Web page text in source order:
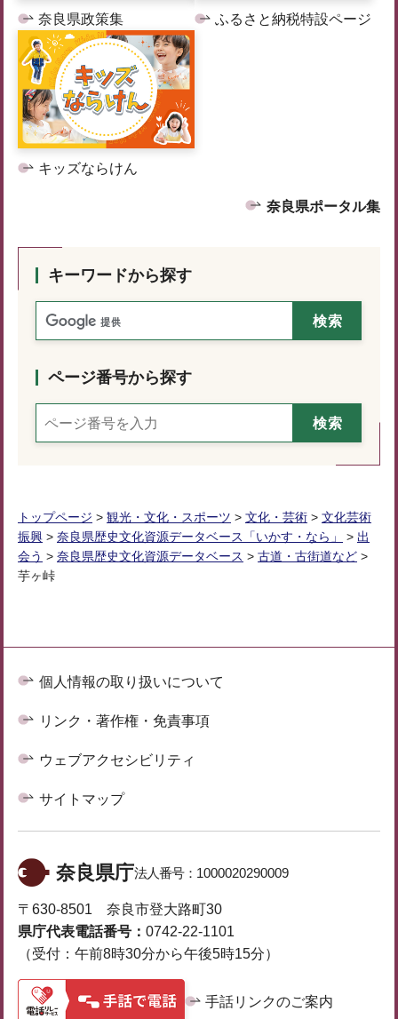
奈良県政策集 ふるさと納税特設ページ
キッズならけん
奈良県ポータル集
キーワードから探す
ページ番号から探す
トップページ > 観光・文化・スポーツ > 文化・芸術 > 文化芸術
振興 > 奈良県歴史文化資源データベース「いかす・なら」 > 出
会う > 奈良県歴史文化資源データベース > 古道・古街道など >
芋ヶ峠
個人情報の取り扱いについて
リンク・著作権・免責事項
ウェブアクセシビリティ
サイトマップ
奈良県庁法人番号： 1000020290009
〒630-8501 奈良市登大路町30
県庁代表電話番号： 0742-22-1101
（受付：午前8時30分から午後5時15分）
手話リンクのご案内